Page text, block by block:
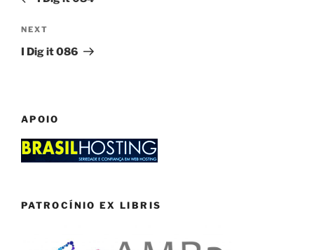
Next
Post
NEXT
I Dig it 086
APOIO
PATROCÍNIO EX LIBRIS